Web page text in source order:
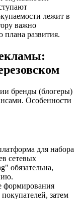
лежит в
важно
плана развития.
бренды (блогеры)
Особенности
для набора
сетевых
обязательна,
формирования
затем